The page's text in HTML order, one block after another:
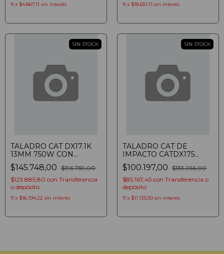
9 x $4.867,11 sin interés 9 x $18.651,11 sin interés
SIN STOCK
TALADRO CAT DX17.1K
13MM 750W CON
PERCUSION MALETA Y
MECHAS
(6925387184324)
$145.748,00 $196.759,00
$123.885,80 con Transferencia
o depósito
9 x $16.194,22 sin interés
SIN STOCK
TALADRO CAT DE
IMPACTO CATDX175
600W 13MM
(6925387191704)
$100.197,00 $135.266,00
$85.167,45 con Transferencia o
depósito
9 x $11.133,00 sin interés